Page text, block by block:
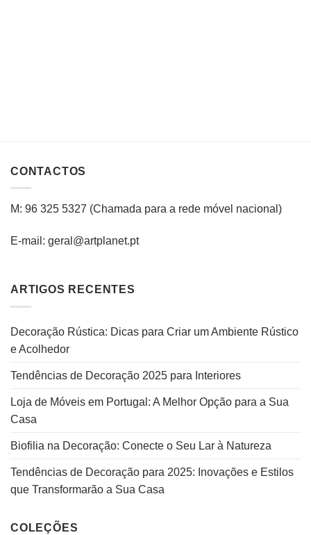
CONTACTOS
M: 96 325 5327 (Chamada para a rede móvel nacional )
E-mail: geral@artplanet.pt
ARTIGOS RECENTES
Decoração Rústica: Dicas para Criar um Ambiente Rústico
e Acolhedor
Tendências de Decoração 2025 para Interiores
Loja de Móveis em Portugal: A Melhor Opção para a Sua
Casa
Biofilia na Decoração: Conecte o Seu Lar à Natureza
Tendências de Decoração para 2025: Inovações e Estilos
que Transformarão a Sua Casa
COLEÇÕES